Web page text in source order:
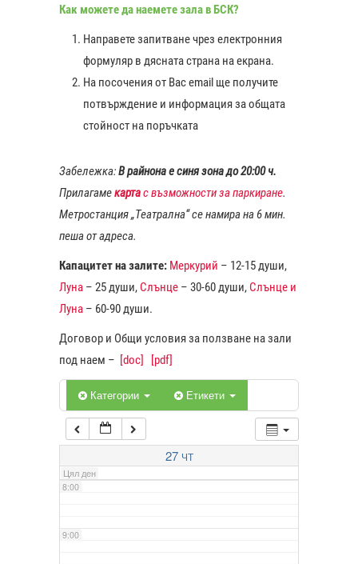
Как можете да наемете зала в БСК?
Направете запитване чрез електронния
формуляр в дясната страна на екрана.
На посочения от Вас еmail ще получите
потвърждение и информация за общата
стойност на поръчката
Забележка:В райнона е синя зона до 20:00 ч.
Прилагамекартас възможности за паркиране.
Метростанция „Театрална“ се намира на 6 мин.
пеша от адреса.
Капацитет на залите: Меркурий – 12-15 души,
Луна – 25 души, Слънце – 30-60 души, Слънце и
Луна – 60-90 души.
Договор и Общи условия за ползване на зали
под наем – [doc] [pdf]
Категории Етикети
27 ЧТ
Цял ден
2:00
4:00
5:00
7:00
8:00
9:00